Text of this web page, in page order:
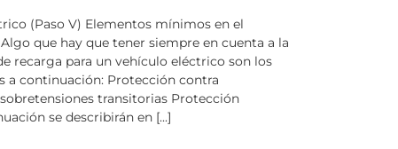
(Paso V) Elementos mínimos en el
que hay que tener siempre en cuenta a la
recarga para un vehículo eléctrico son los
a continuación: Protección contra
transitorias Protección
se describirán en [...]